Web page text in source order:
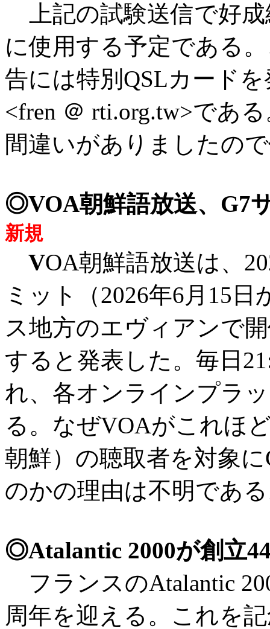
上記の試験送信で好成
に使用する予定である
告には特別QSLカード
<fren ＠ rti.org.tw>であ
間違いがありましたの
◎VOA朝鮮語放送、G7
新規
VOA朝鮮語放送は、
ミット（2026年6月15
ス地方のエヴィアンで
すると発表した。毎日
れ、各オンラインプラ
る。なぜVOAがこれほ
朝鮮）の聴取者を対象
のかの理由は不明であ
◎Atalantic 2000が創立
フランスのAtalantic
周年を迎える。これを